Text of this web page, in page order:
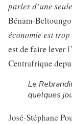
parler d’une
Bénam-
économie est
est de faire lever
Centrafrique
Le
quelques
José-Stéphane